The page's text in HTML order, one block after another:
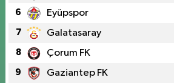
6 Eyüpspor
7 Galatasaray
8 Çorum FK
9 Gaziantep FK